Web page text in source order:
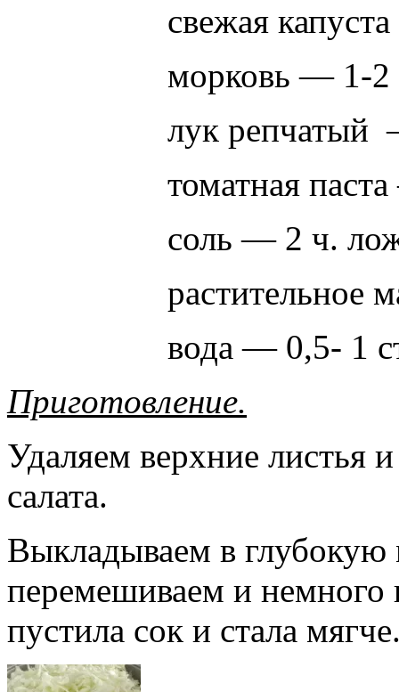
свежая
морковь — 1-2
лук репчатый
томатная
соль — 2 ч.
растительное
вода — 0,5- 1
Приготовление.
Удаляем верхние листья
салата.
Выкладываем в глубокую
перемешиваем и немного
пустила сок и стала